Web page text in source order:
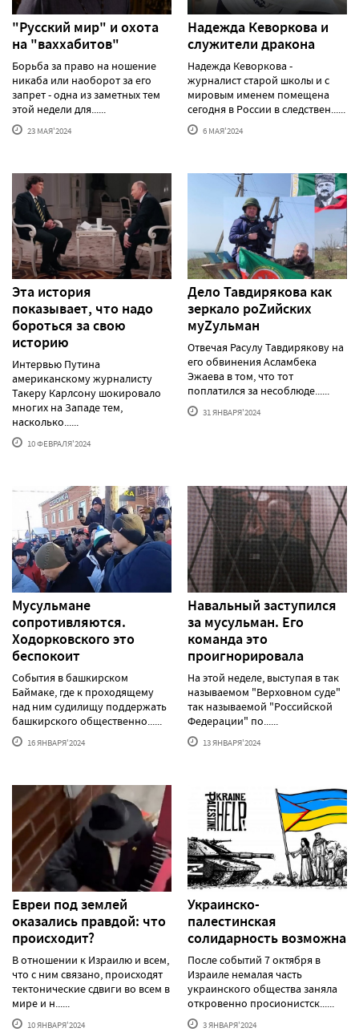
"Русский мир" и охота
на "ваххабитов"
Борьба за право на ношение
никаба или наоборот за его
запрет - одна из заметных тем
этой недели для......
23 МАЯ'2024
Надежда Кеворкова и
служители дракона
Надежда Кеворкова -
журналист старой школы и с
мировым именем помещена
сегодня в России в следствен......
6 МАЯ'2024
Эта история
показывает, что надо
бороться за свою
историю
Интервью Путина
американскому журналисту
Такеру Карлсону шокировало
многих на Западе тем,
насколько......
10 ФЕВРАЛЯ'2024
Дело Тавдирякова как
зеркало роZийских
муZульман
Отвечая Расулу Тавдирякову на
его обвинения Асламбека
Эжаева в том, что тот
поплатился за несоблюде......
31 ЯНВАРЯ'2024
Мусульмане
сопротивляются.
Ходорковского это
беспокоит
События в башкирском
Баймаке, где к проходящему
над ним судилищу поддержать
башкирского общественно......
16 ЯНВАРЯ'2024
Навальный заступился
за мусульман. Его
команда это
проигнорировала
На этой неделе, выступая в так
называемом "Верховном суде"
так называемой "Российской
Федерации" по......
13 ЯНВАРЯ'2024
Евреи под землей
оказались правдой: что
происходит?
В отношении к Израилю и всем,
что с ним связано, происходят
тектонические сдвиги во всем в
мире и н......
10 ЯНВАРЯ'2024
Украинско-
палестинская
солидарность возможна
После событий 7 октября в
Израиле немалая часть
украинского общества заняла
откровенно просионистск......
3 ЯНВАРЯ'2024